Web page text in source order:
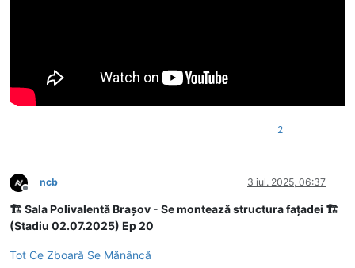
2
Deconectat
ncb 3 iul. 2025, 06:37
🏗 Sala Polivalentă Brașov - Se montează structura fațadei 🏗
(Stadiu 02.07.2025) Ep 20
Tot Ce Zboară Se Mănâncă